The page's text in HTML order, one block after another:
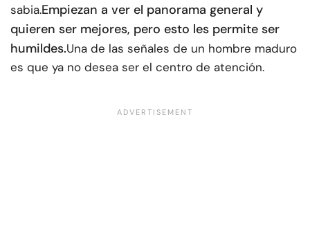
sabia.Empiezan a ver el panorama general y
quieren ser mejores, pero esto les permite ser
humildes.Una de las señales de un hombre maduro
es que ya no desea ser el centro de atención.